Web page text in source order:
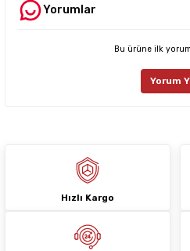
Ürün resmi kalitesiz, bozuk veya
Ürün fiyatı diğer sitelerden daha
Deneyimini
Yorumlar
Bu ürüne ilk
Yorum
Hızlı Kargo